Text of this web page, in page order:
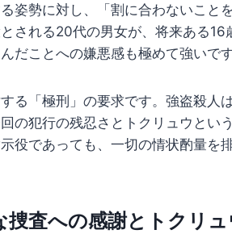
姿勢に対し、「割に合わないこと
される20代の男女が、将来ある
だことへの嫌悪感も極めて強いです
る「極刑」の要求です。強盗殺人
の犯行の残忍さとトクリュウとい
役であっても、一切の情状酌量を
捜査への感謝とトクリ